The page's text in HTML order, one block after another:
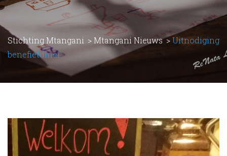
Stichting Mtangani >Mtangani Nieuws>Uitnodiging
benefietdiner